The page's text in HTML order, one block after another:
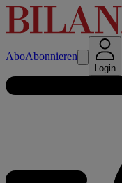
AboAbonnieren
Login